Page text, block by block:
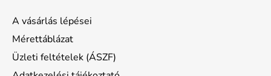
A vásárlás lépései
Mérettáblázat
Üzleti feltételek (ÁSZF)